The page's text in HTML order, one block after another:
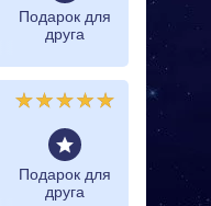
Подарок для
друга
Подарок для
друга